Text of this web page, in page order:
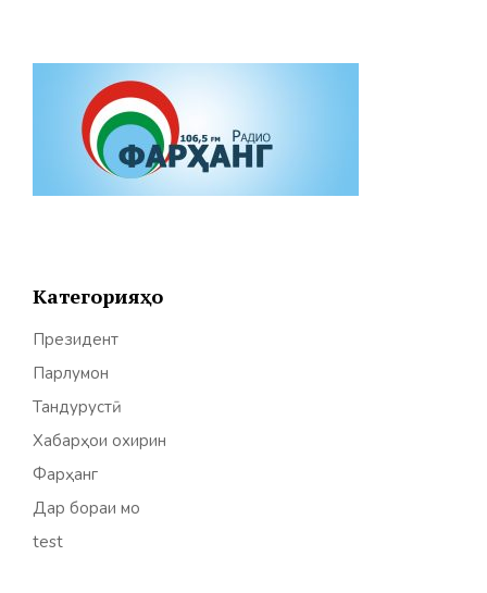
Категорияҳо
Президент
Парлумон
Тандурустӣ
Хабарҳои охирин
Фарҳанг
Дар бораи мо
test